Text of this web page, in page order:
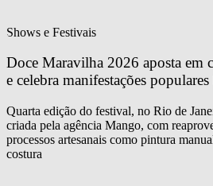
Shows e Festivais
Doce Maravilha 2026 aposta em
e celebra manifestações
Quarta edição do festival, no Rio de
criada pela agência Mango, com
processos artesanais como pintura
costura